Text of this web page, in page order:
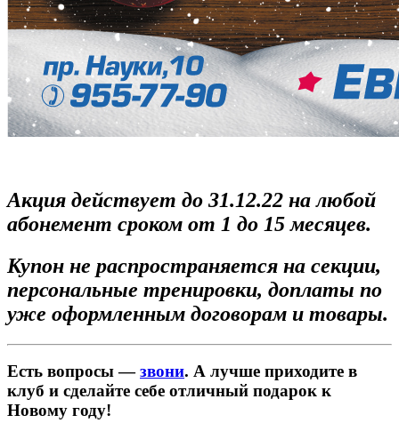
Акция действует до 31.12.22 на любой
абонемент сроком от 1 до 15 месяцев.
Купон не распространяется на секции,
персональные тренировки, доплаты по
уже оформленным договорам и товары.
Есть вопросы —звони. А лучше приходите в
клуб и сделайте себе отличный подарок к
Новому году!